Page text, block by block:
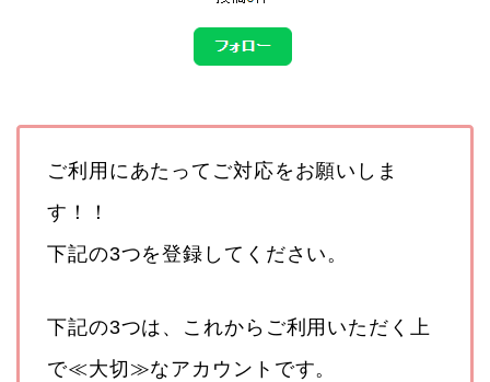
ご利用にあたってご対応をお願いしま
す！！
下記の3つを登録してください。
下記の3つは、これからご利用いただく上
で≪大切≫なアカウントです。